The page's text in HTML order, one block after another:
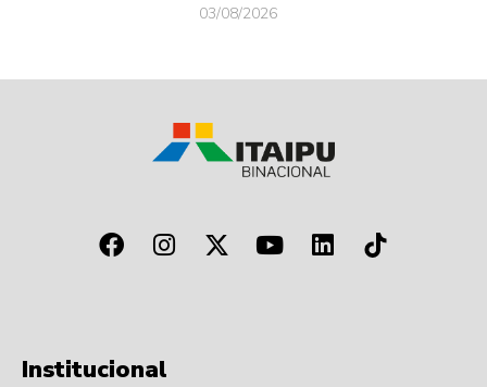
03/08/2026
Institucional